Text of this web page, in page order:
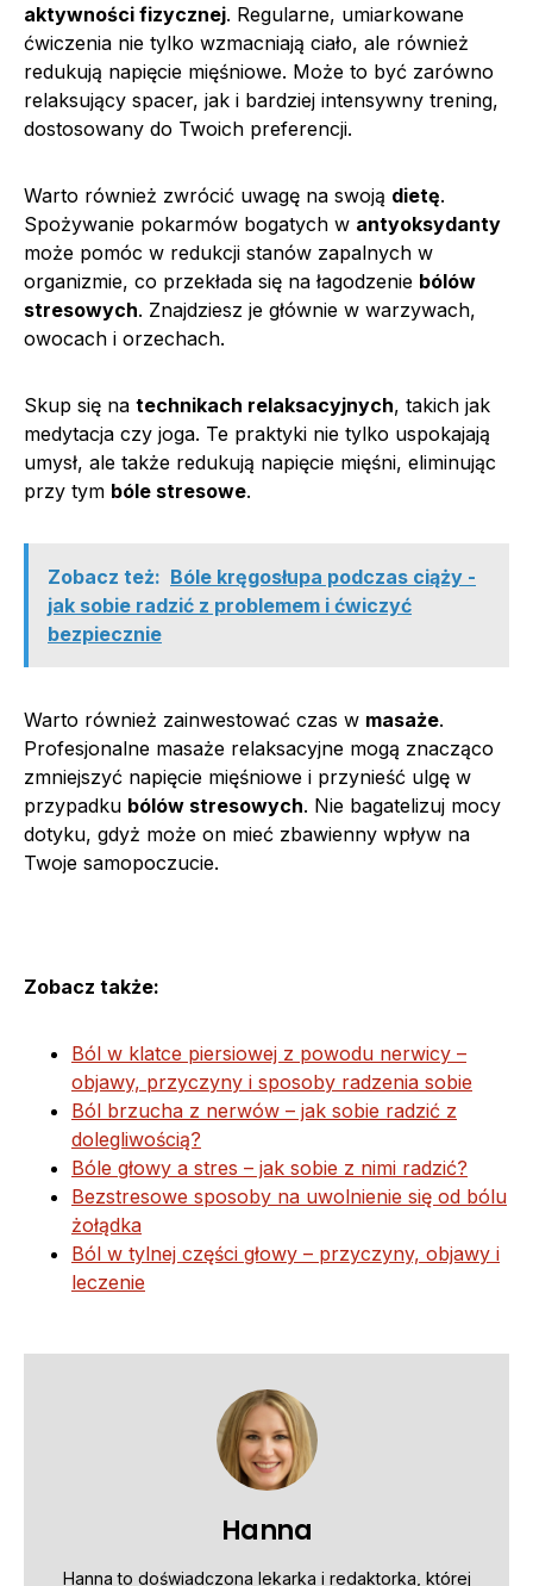
aktywności fizycznej. Regularne, umiarkowane
ćwiczenia nie tylko wzmacniają ciało, ale również
redukują napięcie mięśniowe. Może to być zarówno
relaksujący spacer, jak i bardziej intensywny trening,
dostosowany do Twoich preferencji.
Warto również zwrócić uwagę na swoją dietę.
Spożywanie pokarmów bogatych w antyoksydanty
może pomóc w redukcji stanów zapalnych w
organizmie, co przekłada się na łagodzenie bólów
stresowych. Znajdziesz je głównie w warzywach,
owocach i orzechach.
Skup się na technikach relaksacyjnych, takich jak
medytacja czy joga. Te praktyki nie tylko uspokajają
umysł, ale także redukują napięcie mięśni, eliminując
przy tym bóle stresowe.
Zobacz też: Bóle kręgosłupa podczas ciąży -
jak sobie radzić z problemem i ćwiczyć
bezpiecznie
Warto również zainwestować czas w masaże.
Profesjonalne masaże relaksacyjne mogą znacząco
zmniejszyć napięcie mięśniowe i przynieść ulgę w
przypadku bólów stresowych. Nie bagatelizuj mocy
dotyku, gdyż może on mieć zbawienny wpływ na
Twoje samopoczucie.
Zobacz także:
Ból w klatce piersiowej z powodu nerwicy –
objawy, przyczyny i sposoby radzenia sobie
Ból brzucha z nerwów – jak sobie radzić z
dolegliwością?
Bóle głowy a stres – jak sobie z nimi radzić?
Bezstresowe sposoby na uwolnienie się od bólu
żołądka
Ból w tylnej części głowy – przyczyny, objawy i
leczenie
Hanna
Hanna to doświadczona lekarka i redaktorka, której